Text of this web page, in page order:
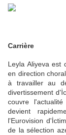
Carrière
Leyla Aliyeva est
en direction
à travailler au
divertissement
couvre
devient
l'Eurovision
de la sélection